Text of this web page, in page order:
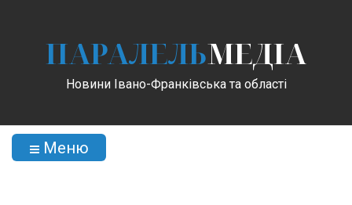
ПАРАЛЕЛЬМЕДІА
Новини Івано-Франківська та області
Меню